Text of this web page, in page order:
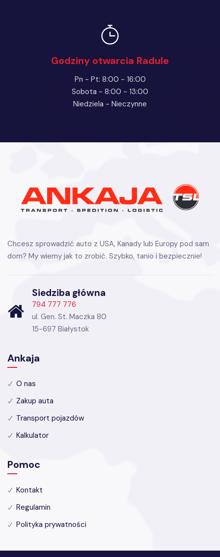
Godziny otwarcia Radule
Pn - Pt: 8:00 - 16:00
Sobota - 8:00 - 13:00
Niedziela - Nieczynne
Chcesz sprowadzić auto z USA, Kanady lub Europy pod sam
dom? My wiemy jak to zrobić. Szybko, tanio i bezpiecznie!
Siedziba główna
794 777 776
ul. Gen. St. Maczka 80
15-697 Białystok
Ankaja
O nas
Zakup auta
Transport pojazdów
Kalkulator
Pomoc
Kontakt
Regulamin
Polityka prywatności